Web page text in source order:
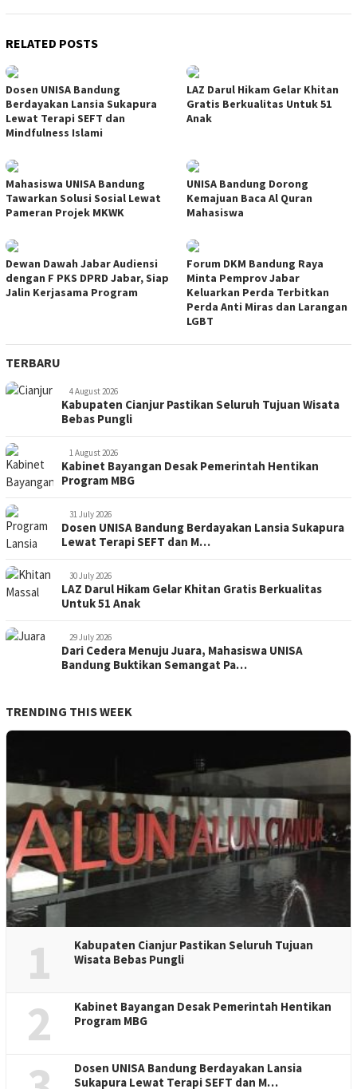
RELATED POSTS
Dosen UNISA Bandung
Berdayakan Lansia Sukapura
Lewat Terapi SEFT dan
Mindfulness Islami
LAZ Darul Hikam Gelar Khitan
Gratis Berkualitas Untuk 51
Anak
Mahasiswa UNISA Bandung
Tawarkan Solusi Sosial Lewat
Pameran Projek MKWK
UNISA Bandung Dorong
Kemajuan Baca Al Quran
Mahasiswa
Dewan Dawah Jabar Audiensi
dengan F PKS DPRD Jabar, Siap
Jalin Kerjasama Program
Forum DKM Bandung Raya
Minta Pemprov Jabar
Keluarkan Perda Terbitkan
Perda Anti Miras dan Larangan
LGBT
TERBARU
4 August 2026
Kabupaten Cianjur Pastikan Seluruh Tujuan Wisata
Bebas Pungli
1 August 2026
Kabinet Bayangan Desak Pemerintah Hentikan
Program MBG
31 July 2026
Dosen UNISA Bandung Berdayakan Lansia Sukapura
Lewat Terapi SEFT dan M…
30 July 2026
LAZ Darul Hikam Gelar Khitan Gratis Berkualitas
Untuk 51 Anak
29 July 2026
Dari Cedera Menuju Juara, Mahasiswa UNISA
Bandung Buktikan Semangat Pa…
TRENDING THIS WEEK
1
Kabupaten Cianjur Pastikan Seluruh Tujuan
Wisata Bebas Pungli
2
Kabinet Bayangan Desak Pemerintah Hentikan
Program MBG
Dosen UNISA Bandung Berdayakan Lansia
Sukapura Lewat Terapi SEFT dan M…